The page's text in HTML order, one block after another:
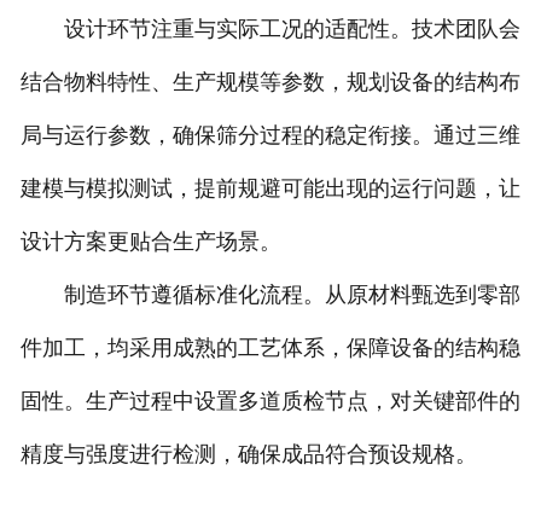
设计环节注重与实际工况的适配性。技术团队会
结合物料特性、生产规模等参数，规划设备的结构布
局与运行参数，确保筛分过程的稳定衔接。通过三维
建模与模拟测试，提前规避可能出现的运行问题，让
设计方案更贴合生产场景。
制造环节遵循标准化流程。从原材料甄选到零部
件加工，均采用成熟的工艺体系，保障设备的结构稳
固性。生产过程中设置多道质检节点，对关键部件的
精度与强度进行检测，确保成品符合预设规格。